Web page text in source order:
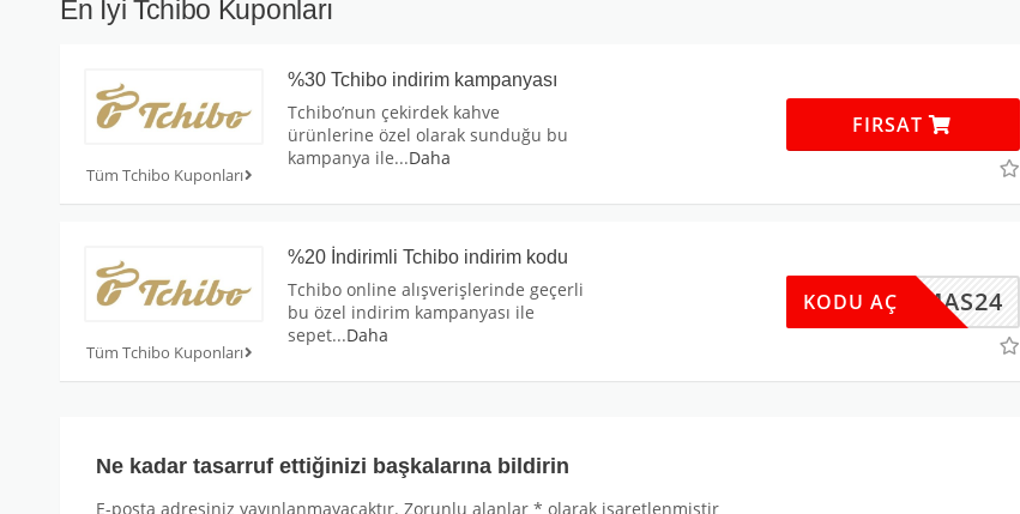
En İyi Tchibo Kuponları
Tüm Tchibo Kuponları
%30 Tchibo indirim kampanyası
Tchibo’nun çekirdek kahve
ürünlerine özel olarak sunduğu bu
kampanya ile...Daha
FIRSAT
Tüm Tchibo Kuponları
%20 İndirimli Tchibo indirim kodu
Tchibo online alışverişlerinde geçerli
bu özel indirim kampanyası ile
sepet...Daha
XMAS24
KODU AÇ
Ne kadar tasarruf ettiğinizi başkalarına bildirin